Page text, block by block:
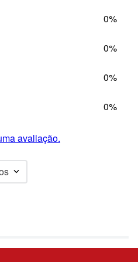
0%
0%
0%
0%
avaliação.